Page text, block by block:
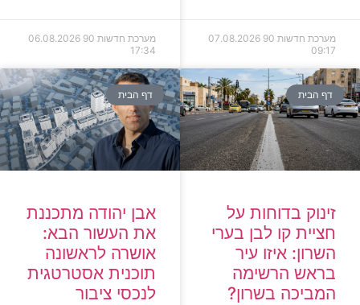
מערכת חדשות 90
07.08.2026
09:17
מערכת חדשות 90
06.08.2026
17:34
דף הבית
זינוק בדוחות על
חציית קו לבן בערי
השרון: איזו עיר
בראש הרשימה
המביכה בשרון?
דף הבית
אבן יהודה מתכננת
את העשור הבא:
אושרה לראשונה
תוכנית אסטרטגית
לנכסי ציבור